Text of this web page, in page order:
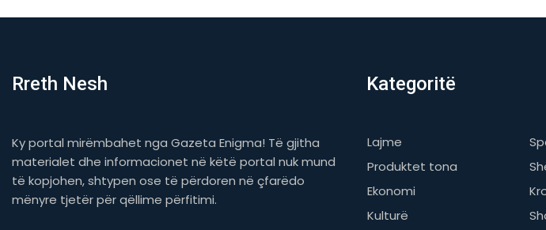
Rreth Nesh
Ky portal mirëmbahet nga Gazeta Enigma! Të gjitha
materialet dhe informacionet në këtë portal nuk mund
të kopjohen, shtypen ose të përdoren në çfarëdo
mënyre tjetër për qëllime përfitimi.
Kategoritë
Lajme
Produktet tona
Ekonomi
Kulturë